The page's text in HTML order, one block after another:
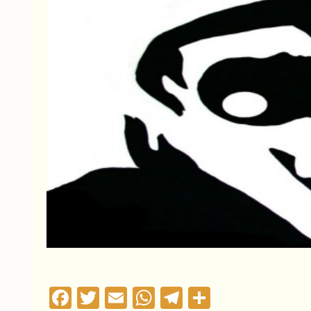
Facebook
Twitter
EmailWhatsApp
Telegram